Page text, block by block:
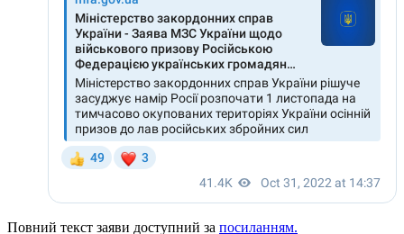
Повний текст заяви доступний за посиланням.